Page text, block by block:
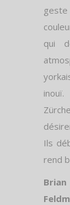
qui
Ils
rend